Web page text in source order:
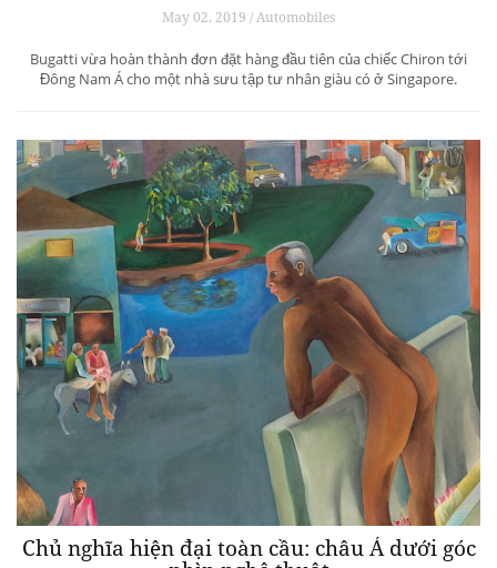
May 02, 2019 / Automobiles
Bugatti vừa hoàn thành đơn đặt hàng đầu tiên của chiếc Chiron tới
Đông Nam Á cho một nhà sưu tập tư nhân giàu có ở Singapore.
Chủ nghĩa hiện đại toàn cầu: châu Á dưới góc